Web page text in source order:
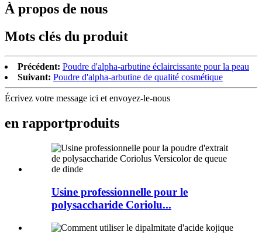
À propos de nous
Mots clés du produit
Précédent: Poudre d'alpha-arbutine éclaircissante pour la peau
Suivant: Poudre d'alpha-arbutine de qualité cosmétique
Écrivez votre message ici et envoyez-le-nous
en rapportproduits
Usine professionnelle pour le
polysaccharide Coriolu...